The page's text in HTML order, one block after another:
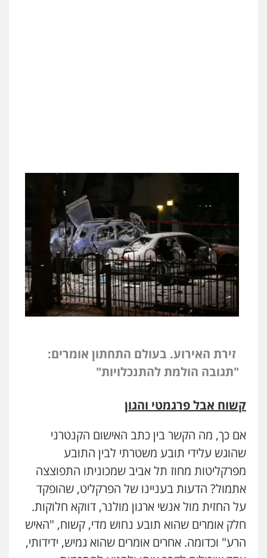
זירת האירוע. בעולם התחתון אומרים:
"תגובה הולמת להתנכלויות"
קשוח אבל פרגמטי והגון
אם כך, מה הקשר בין כתב האישום הקנטרני
שהוגש עלידי תובע משטרתי לבין התובע
מפרקליטות מחוז תל אביב שמכוניתו התפוצצה
אתמול? הדעות בעניינו של הפרקליט, שהופקד
על החזית מול אנשי ארגון מולנר, דווקא חלוקות.
חלק אומרים שהוא תובע נחוש מדי, קשוח, "האיש
הרע" וכדומה. אחרים אומרים שהוא גמיש, ידידותי,